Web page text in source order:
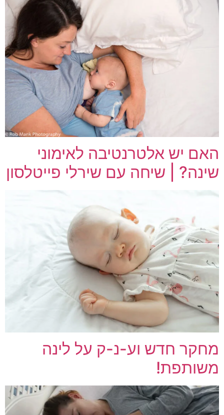
האם יש אלטרנטיבה לאימוני
שינה? | שיחה עם שירלי פייטלסון
מחקר חדש וע-נ-ק על לינה
משותפת!